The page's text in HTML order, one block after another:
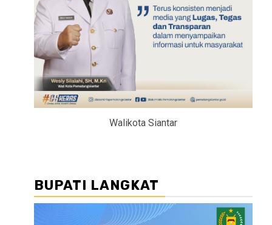
Walikota Siantar
BUPATI LANGKAT